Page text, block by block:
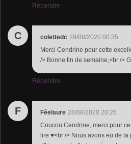
Répondre
C colettedc 29/08/2020 00:35
Merci Cendrine pour cette
/> Bonne fin de semaine,<br />
Répondre
F Féelaure 28/08/2020 20:26
Coucou Cendrine, merci pour
lire ♥<br /> Nous avons eu de